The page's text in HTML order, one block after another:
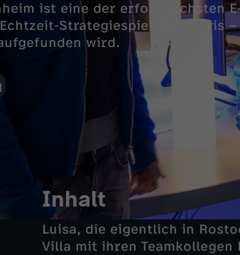
ist eine der erfolgreichsten
Echtzeit-Strategiespiel Thalestris
wird.
Inhalt
Luisa, die eigentlich in
Villa mit ihren